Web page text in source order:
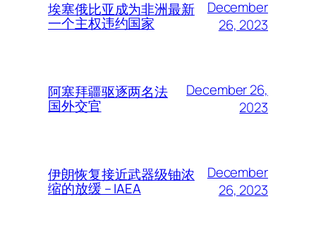
埃塞俄比亚成为非洲最新
一个主权违约国家
December
26, 2023
阿塞拜疆驱逐两名法
国外交官
December 26,
2023
伊朗恢复接近武器级铀浓
缩的放缓 – IAEA
December
26, 2023